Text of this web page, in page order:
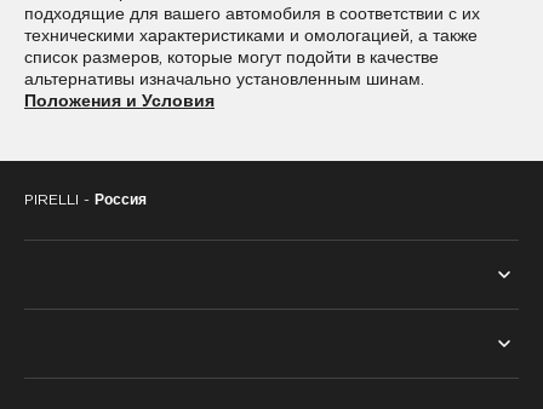
235/45R20 235/50R20
235/55R20 245/30R20
245/45R20 245/50R20
255/50R20 255/55R20
подходящие для вашего автомобиля в соответствии с их
техническими характеристиками и омологацией, а также
список размеров, которые могут подойти в качестве
альтернативы изначально установленным шинам.
Положения и Условия
PIRELLI - Россия
ПОИСК ПО СЕЗОНУ